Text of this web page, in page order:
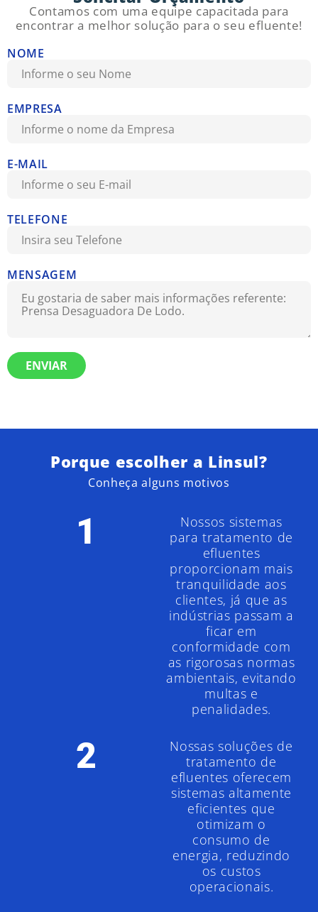
Contamos com uma equipe capacitada para
encontrar a melhor solução para o seu efluente!
NOME
EMPRESA
E-MAIL
TELEFONE
MENSAGEM
ENVIAR
Porque escolher a Linsul?
Conheça alguns motivos
1
Nossos sistemas
para tratamento de
efluentes
proporcionam mais
tranquilidade aos
clientes, já que as
indústrias passam a
ficar em
conformidade com
as rigorosas normas
ambientais, evitando
multas e
penalidades.
2
Nossas soluções de
tratamento de
efluentes oferecem
sistemas altamente
eficientes que
otimizam o
consumo de
energia, reduzindo
os custos
operacionais.